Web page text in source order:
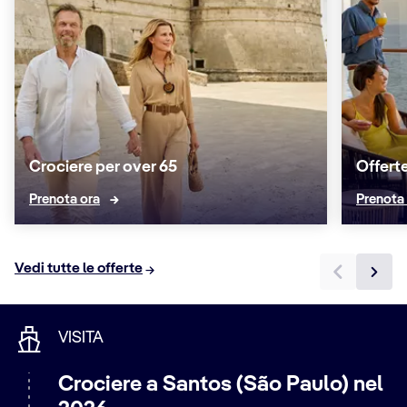
Crociere per over 65
Prenota ora Prenota
Vedi tutte le offerte
VISITA
Crociere a Santos (São Paulo) nel